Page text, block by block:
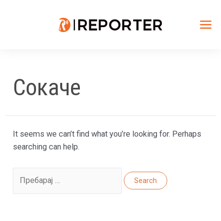
Сокаче
It seems we can’t find what you’re looking for. Perhaps
searching can help.